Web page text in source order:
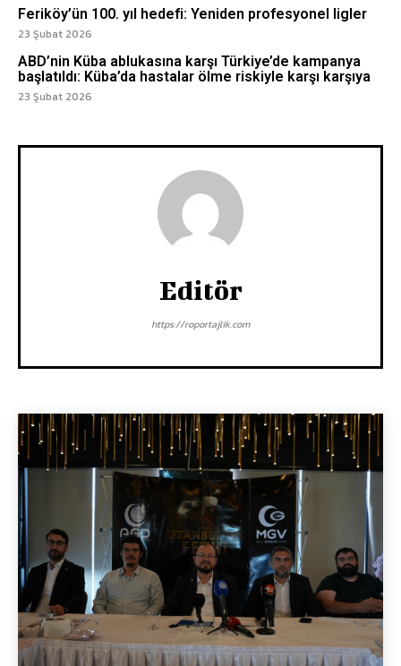
Feriköy’ün 100. yıl hedefi: Yeniden profesyonel ligler
23 Şubat 2026
ABD’nin Küba ablukasına karşı Türkiye’de kampanya
başlatıldı: Küba’da hastalar ölme riskiyle karşı karşıya
23 Şubat 2026
Editör
https://roportajlik.com